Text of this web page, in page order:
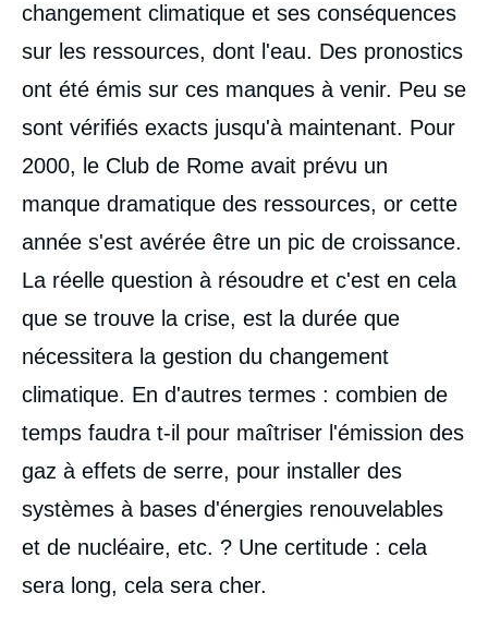
changement climatique et ses conséquences
sur les ressources, dont l'eau. Des pronostics
ont été émis sur ces manques à venir. Peu se
sont vérifiés exacts jusqu'à maintenant. Pour
2000, le Club de Rome avait prévu un
manque dramatique des ressources, or cette
année s'est avérée être un pic de croissance.
La réelle question à résoudre et c'est en cela
que se trouve la crise, est la durée que
nécessitera la gestion du changement
climatique. En d'autres termes : combien de
temps faudra t-il pour maîtriser l'émission des
gaz à effets de serre, pour installer des
systèmes à bases d'énergies renouvelables
et de nucléaire, etc. ? Une certitude : cela
sera long, cela sera cher.